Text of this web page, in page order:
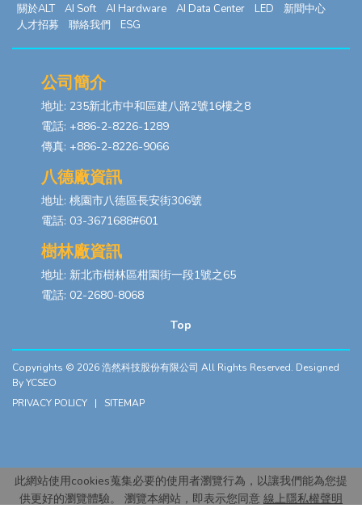
關於ALT AI Soft AI Hardware AI Data Center LED
新聞中心
人才招募
聯絡我們 ESG
公司簡介
地址: 235新北市中和區建八路2號16樓之8
電話: +886-2-8226-1289
傳真: +886-2-8226-9066
八德廠資訊
地址: 桃園市八德區長安街306號
電話: 03-3671688#601
樹林廠資訊
地址: 新北市樹林區柑園街一段1號之65
電話: 02-2680-8068
Top
Copyrights © 2026浩然科技股份有限公司 All Rights Reserved. Designed
ByYCSEO
PRIVACY POLICY
| SITEMAP
此網站使用cookies蒐集必要的使用者瀏覽行為，以讓我們能為您提
供更好的瀏覽體驗。 瀏覽本網站，即表示您同意 線上隱私權聲明